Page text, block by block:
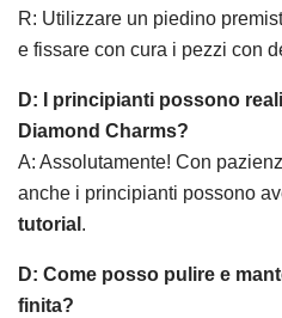
R: Utilizzare un piedino
e fissare con cura i pezzi con
D: I principianti possono
Diamond Charms?
A: Assolutamente! Con
anche i principianti possono
tutorial .
D: Come posso pulire e
finita?